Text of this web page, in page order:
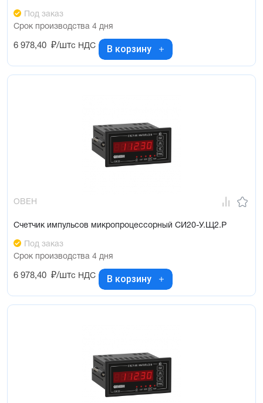
Под заказ
Срок производства 4 дня
6 978,40 ₽/штс НДС В корзину
ОВЕН
Счетчик импульсов микропроцессорный СИ20-У.Щ2.Р
Под заказ
Срок производства 4 дня
6 978,40 ₽/штс НДС В корзину